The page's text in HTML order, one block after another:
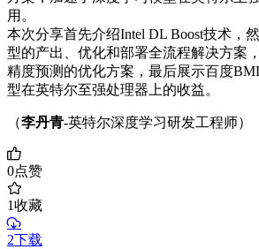
用。
本次分享首先介绍Intel DL Boost技术，
型的产出、优化和部署全流程解决方案
精度预测的优化方案，最后展示百度
型在英特尔至强处理器上的收益。
（李丹青-英特尔深度学习研发工程师）
0点赞
1收藏
2下载